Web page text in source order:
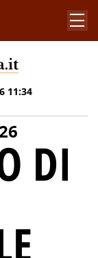
11:34
DI